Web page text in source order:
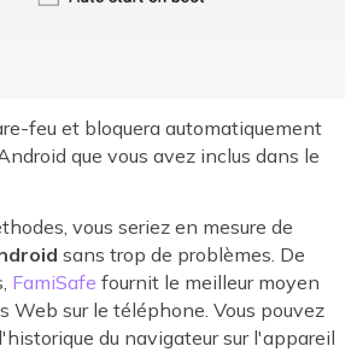
feu et bloquera automatiquement
que vous avez inclus dans le
vous seriez en mesure de
sans trop de problèmes. De
FamiSafe fournit le meilleur moyen
Web sur le téléphone. Vous pouvez
du navigateur sur l'appareil